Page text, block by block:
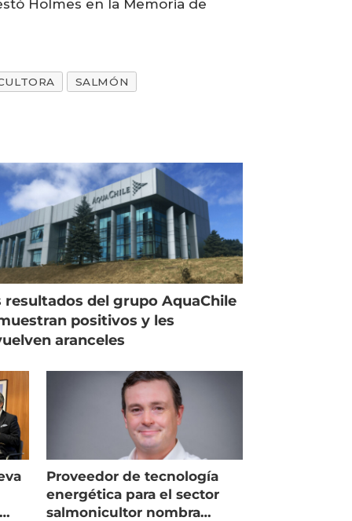
Holmes en la Memoria de
SALMÓN
resultados del grupo AquaChile
positivos y les
aranceles
Proveedor de tecnología
energética para el sector
salmonicultor nombra